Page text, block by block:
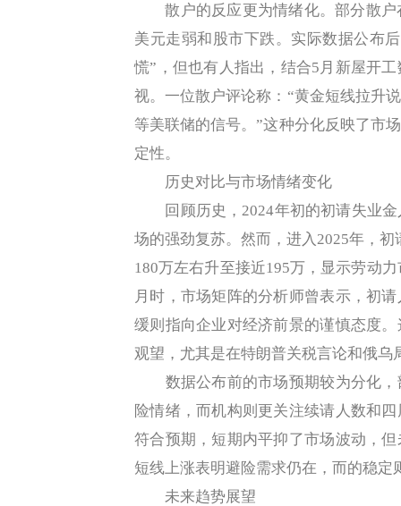
散户的反应更为情绪化。部分散户
美元走弱和股市下跌。实际数据公布
慌”，但也有人指出，结合5月新屋开
视。一位散户评论称：“黄金短线拉升
等美联储的信号。”这种分化反映了市
定性。
历史对比与市场情绪变化
回顾历史，2024年初的初请失业金
场的强劲复苏。然而，进入2025年，
180万左右升至接近195万，显示劳动
月时，市场矩阵的分析师曾表示，初
缓则指向企业对经济前景的谨慎态度
观望，尤其是在特朗普关税言论和俄
数据公布前的市场预期较为分化，
险情绪，而机构则更关注续请人数和
符合预期，短期内平抑了市场波动，
短线上涨表明避险需求仍在，而的稳
未来趋势展望